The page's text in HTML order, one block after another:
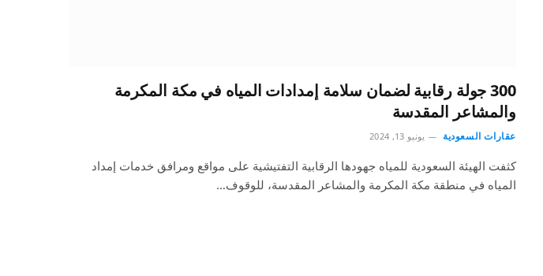
300 جولة رقابية لضمان سلامة إمدادات المياه في مكة المكرمة
والمشاعر المقدسة
عقارات السعودية يونيو 13, 2024
كثفت الهيئة السعودية للمياه جهودها الرقابية التفتيشية على مواقع ومرافق خدمات إمداد
المياه في منطقة مكة المكرمة والمشاعر المقدسة، للوقوف…